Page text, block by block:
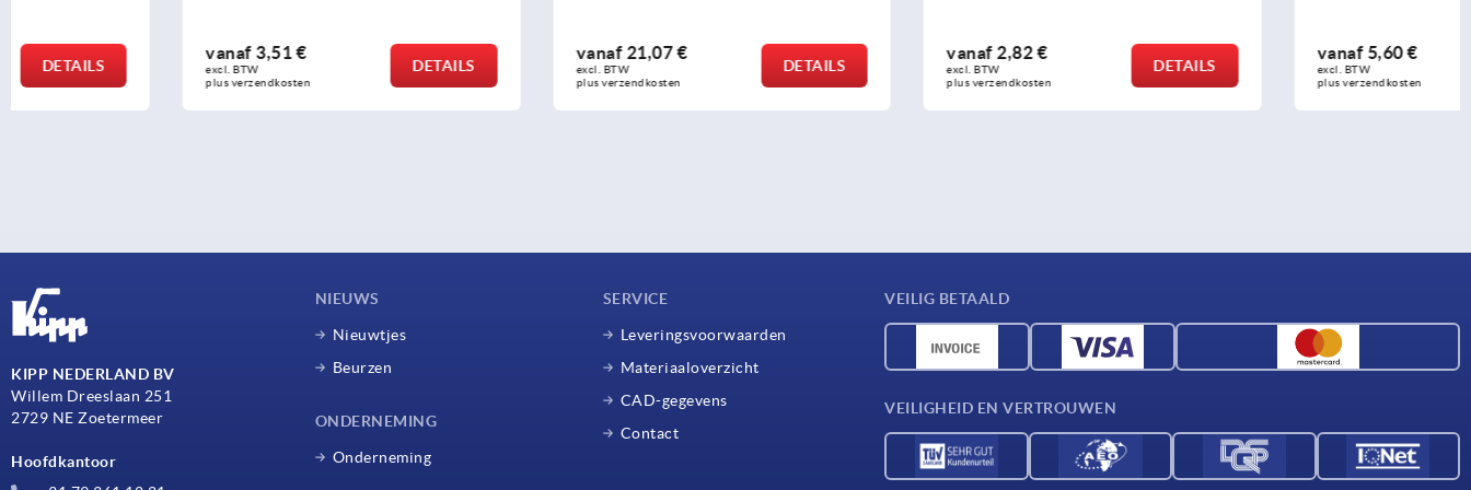
3,51 €
excl. BTW
plus verzendkosten
DETAILS
21,07 €
excl. BTW
plus verzendkosten
DETAILS
2,82 €
excl. BTW
plus verzendkosten
DETAILS
5,60 €
excl. BTW
plus verzendkosten
DETAILS
KIPP NEDERLAND BV
Willem Dreeslaan 251
2729 NE Zoetermeer
Hoofdkantoor
NIEUWS
Nieuwtjes
Beurzen
ONDERNEMING
Onderneming
SERVICE
Leveringsvoorwaarden
Materiaaloverzicht
CAD-gegevens
Contact
VEILIG BETAALD
VEILIGHEID EN VERTROUWEN